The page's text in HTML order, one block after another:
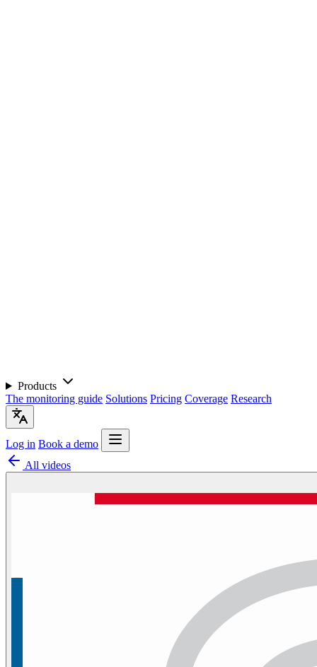
Products
The monitoring guide Solutions Pricing Coverage Research
Log in Book a demo
All videos